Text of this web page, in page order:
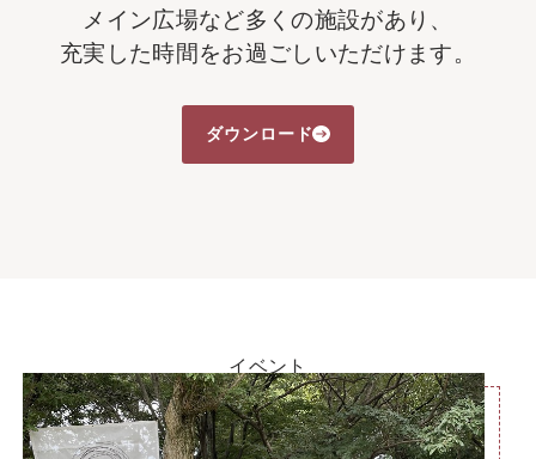
メイン広場など多くの施設があり、
充実した時間をお過ごしいただけます。
ダウンロード
イベント